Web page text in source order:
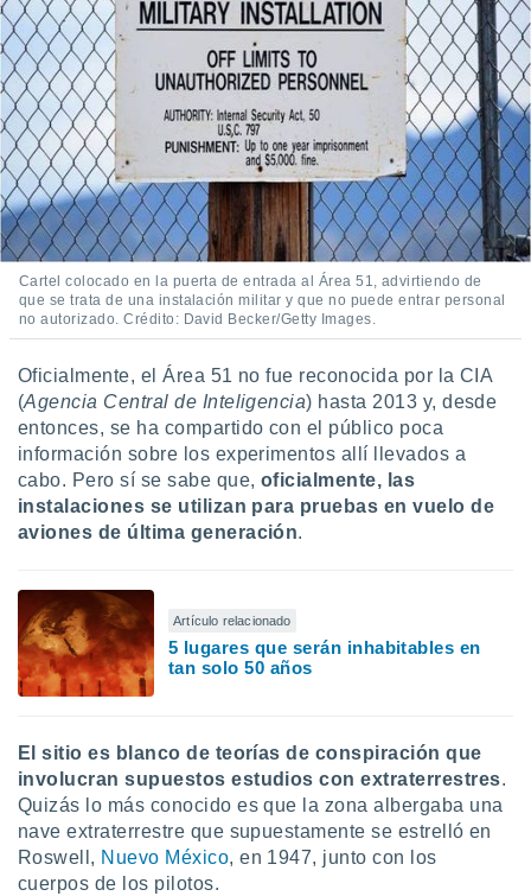
web a
abono
únicos
similares
como
este sitio
de
posible
traten tus
en
interés
a lo que
Para
u
datos
momento
en
en
en
Cartel colocado en la puerta de entrada al Área 51, advirtiendo de
que se trata de una instalación militar y que no puede entrar personal
no autorizado. Crédito: David Becker/Getty Images.
Oficialmente, el Área 51 no fue reconocida por la CIA
(Agencia Central de Inteligencia) hasta 2013 y, desde
entonces, se ha compartido con el público poca
información sobre los experimentos allí llevados a
cabo. Pero sí se sabe que, oficialmente, las
instalaciones se utilizan para pruebas en vuelo de
aviones de última generación.
Artículo relacionado
5 lugares que serán inhabitables en
tan solo 50 años
El sitio es blanco de teorías de conspiración que
involucran supuestos estudios con extraterrestres.
Quizás lo más conocido es que la zona albergaba una
nave extraterrestre que supuestamente se estrelló en
Roswell, Nuevo México, en 1947, junto con los
cuerpos de los pilotos.